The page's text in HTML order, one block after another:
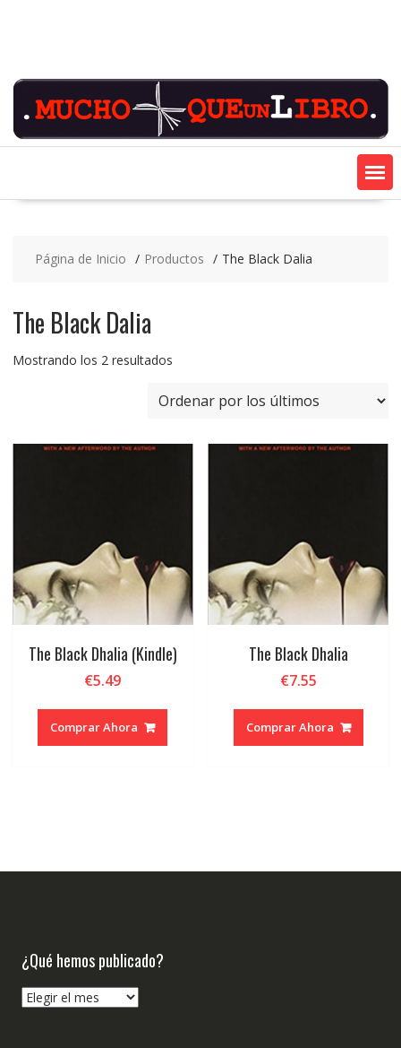
Página de Inicio Productos The Black Dalia
The Black Dalia
Mostrando los 2 resultadosOrdenado
los
The Black Dhalia (Kindle)
€5.49
Comprar Ahora
The Black Dhalia
€7.55
Comprar Ahora
¿Qué hemos publicado?
¿Qué